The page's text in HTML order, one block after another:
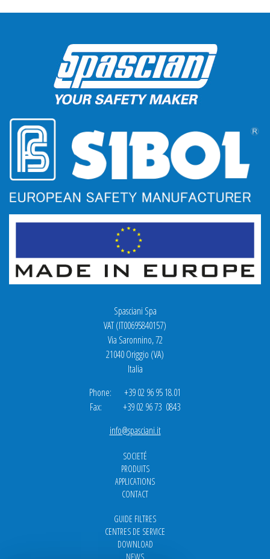
Spasciani Spa
VAT (IT00695840157)
Via Saronnino, 72
21040 Origgio (VA)
Italia
Phone: +39 02 96 95 18.01
Fax: +39 02 96 73 0843
info@spasciani.it
SOCIETÉ
PRODUITS
APPLICATIONS
CONTACT
GUIDE FILTRES
CENTRES DE SERVICE
DOWNLOAD